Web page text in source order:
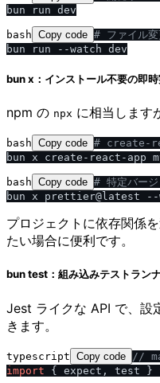
bash Copy code # ファイル変
bun x：インストール不要の即
npm の npx に相当します
bash Copy code # create-
bash Copy code # 特定バージ
プロジェクトに依存関係
たい場合に便利です。
bun test：組み込みテストラン
Jest ライクな API で、設
きます。
typescript Copy code / /
import { expect, test }